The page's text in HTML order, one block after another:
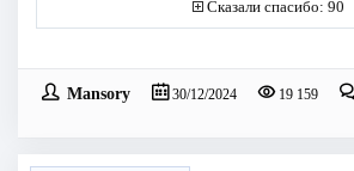
Сказали спасибо: 90
Mansory 30/12/2024 19 159